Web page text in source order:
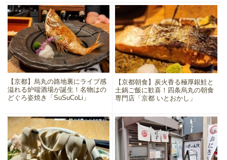
【京都】烏丸の路地裏にライブ感
溢れる炉端酒場が誕生！名物はの
どぐろ姿焼き「SuSuCoLi」
【京都朝食】炭火香る極厚銀鮭と
土鍋ご飯に歓喜！四条烏丸の朝食
専門店「京都 いとおかし」